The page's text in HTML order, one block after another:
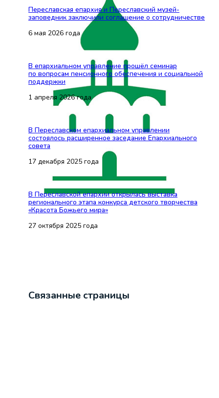
Переславская епархия и Переславский музей-
заповедник заключили соглашение о сотрудничестве
6 мая 2026 года
В епархиальном управление прошёл семинар
по вопросам пенсионного обеспечения и социальной
поддержки
1 апреля 2026 года
В Переславском епархиальном управлении
состоялось расширенное заседание Епархиального
совета
17 декабря 2025 года
В Переславской епархии открылась выставка
регионального этапа конкурса детского творчества
«Красота Божьего мира»
27 октября 2025 года
Связанные страницы